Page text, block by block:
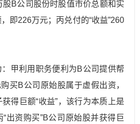
股B公司股份时股值市价总额和实
即226万元；丙兑付的“收益”260
甲利用职务便利为B公司提供帮
买B公司原始股属于虚假出资，
得巨额“收益”，该行为本质上是
出资购买”B公司原始股并获得巨